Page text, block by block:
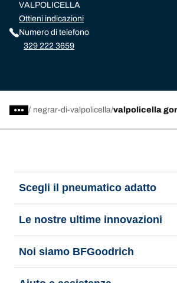
VALPOLICELLA
Ottieni indicazioni
Numero di telefono
329 222 3659
/ negrar-di-valpolicella valpolicella
Scegli il pneumatico adatto
Le nostre ultime innovazioni
Noi siamo BFGoodrich